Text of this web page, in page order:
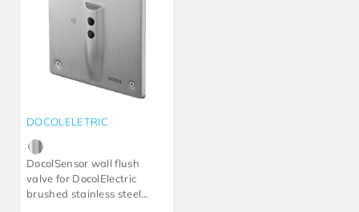
DOCOLELETRIC
DocolSensor wall flush
valve for DocolElectric
brushed stainless steel